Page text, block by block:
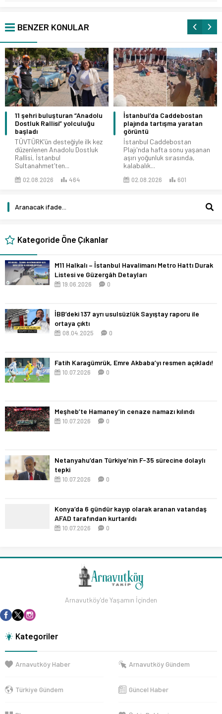
BENZER KONULAR
11 şehri buluşturan “Anadolu
Dostluk Rallisi” yolculuğu
başladı
TÜVTÜRK’ün desteğiyle ilk kez
düzenlenen Anadolu Dostluk
Rallisi, İstanbul
Sultanahmet’ten...
02.08.2026 464
İstanbul’da Caddebostan
plajında tartışma yaratan
görüntü
İstanbul Caddebostan
Plajı'nda hafta sonu yaşanan
aşırı yoğunluk sırasında,
kalabalık...
02.08.2026 601
Kategoride Öne Çıkanlar
M11 Halkalı – İstanbul Havalimanı Metro Hattı Durak
Listesi ve Güzergâh Detayları
19.06.2026 0
İBB’deki 137 ayrı usulsüzlük Sayıştay raporu ile
ortaya çıktı
08.04.2025 0
Fatih Karagümrük, Emre Akbaba’yı resmen açıkladı!
10.07.2026 0
Meşheb’te Hamaney’in cenaze namazı kılındı
10.07.2026 0
Netanyahu’dan Türkiye’nin F-35 sürecine dolaylı
tepki
10.07.2026 0
Konya’da 6 gündür kayıp olarak aranan vatandaş
AFAD tarafından kurtarıldı
10.07.2026 0
Arnavutköy'de Yaşamın İçinden
Kategoriler
Arnavutköy Haber Arnavutköy Gündem
Türkiye Gündem Güncel Haber